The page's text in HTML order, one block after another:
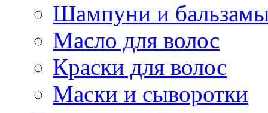
Шампуни и
Масло для волос
Краски для волос
Маски и сыворотки